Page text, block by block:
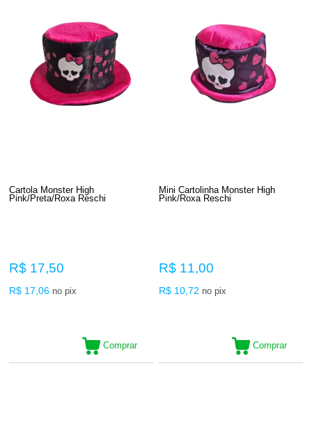
Cartola Monster High
Pink/Preta/Roxa Reschi
R$ 17,50
R$ 17,06 no pix
Comprar
Mini Cartolinha Monster High
Pink/Roxa Reschi
R$ 11,00
R$ 10,72 no pix
Comprar